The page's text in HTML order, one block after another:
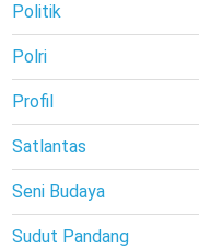
Politik
Polri
Profil
Satlantas
Seni Budaya
Sudut Pandang